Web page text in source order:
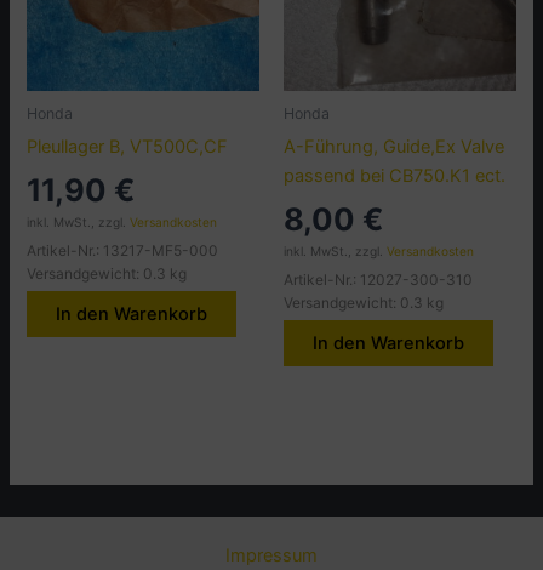
Honda
Pleullager B, VT500C,CF
11,90 €
inkl. MwSt., zzgl.Versandkosten
Artikel-Nr.: 13217-MF5-000
Versandgewicht: 0.3 kg
In den Warenkorb
Honda
A-Führung, Guide,Ex Valve
passend bei CB750.K1 ect.
8,00 €
inkl. MwSt., zzgl. Versandkosten
Artikel-Nr.: 12027-300-310
Versandgewicht: 0.3 kg
In den Warenkorb
Impressum